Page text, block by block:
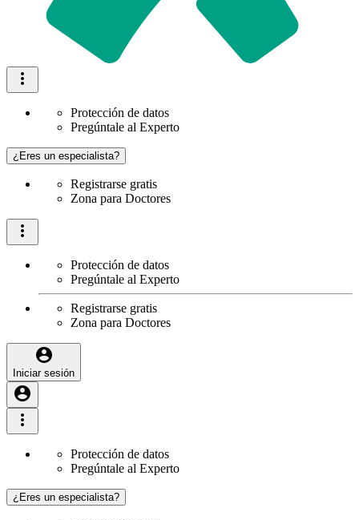
Protección de datos
Pregúntale al Experto
¿Eres un especialista?
Registrarse gratis
Zona para Doctores
Protección de datos
Pregúntale al Experto
Registrarse gratis
Zona para Doctores
Iniciar sesión
Protección de datos
Pregúntale al Experto
¿Eres un especialista?